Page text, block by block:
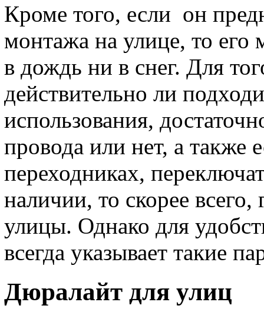
Кроме того, если он
монтажа на улице, то его
в дождь ни в снег. Для
действительно ли
использования,
провода или нет, а также
переходниках,
наличии, то скорее всего,
улицы. Однако для
всегда указывает такие
Дюралайт для улиц